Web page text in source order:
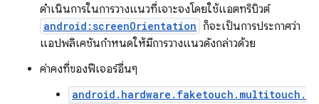
ดำเนินการในการวางแนวที่เจาะจงโดยใช้แอตทริบิวต์
android:screenOrientation ก็จะเป็นการประกาศว่า
แอปพลิเคชันกำหนดให้มีการวางแนวดังกล่าวด้วย
ค่าคงที่ของฟีเจอร์อื่นๆ
android.hardware.faketouch.multitouch.